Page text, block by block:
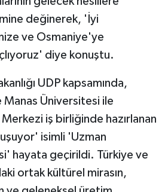
değinerek, 'İyi
ve Osmaniye'ye
diye konuştu.
UDP kapsamında,
Manas Üniversitesi ile
iş birliğinde hazırlanan
isimli 'Uzman
hayata geçirildi. Türkiye ve
ortak kültürel mirasın,